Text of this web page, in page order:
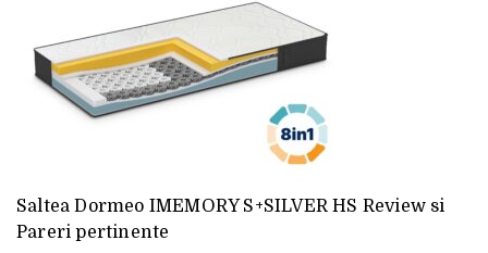
Saltea Dormeo IMEMORY S+SILVER HS Review si
Pareri pertinente